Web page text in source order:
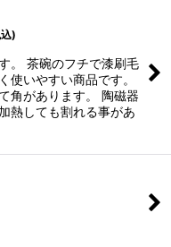
)
。 茶碗のフチで漆刷毛
使いやすい商品です。
角があります。 陶磁器
熱しても割れる事があ